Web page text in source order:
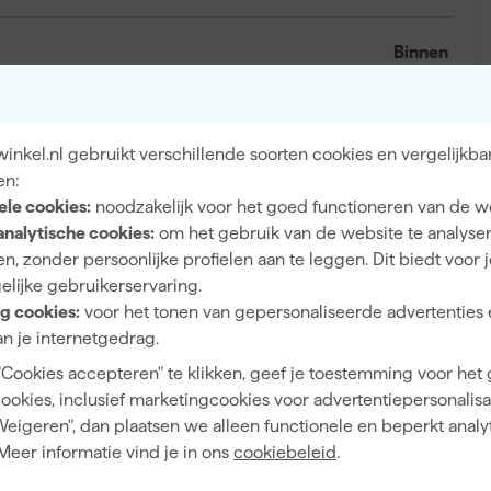
gebruikt verschillende soorten cookies en
cookies: noodzakelijk voor het goed functioneren van de
cookies: om het gebruik van de website te
zonder persoonlijke profielen aan te leggen. Dit biedt voor
gebruikerservaring.
cookies: voor het tonen van gepersonaliseerde advertenties
je internetgedrag.
accepteren" te klikken, geef je toestemming voor het
inclusief marketingcookies voor
dan plaatsen we alleen functionele en beperkt
informatie vind je in ons cookiebeleid.
Binnen
Zijdeglans
Dekkend
2 h
Waterbasis (acryl)
Kwast, Viltroller